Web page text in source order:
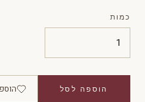
כמות
הוספה לסל